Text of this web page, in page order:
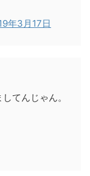
年3月17日
てんじゃん。